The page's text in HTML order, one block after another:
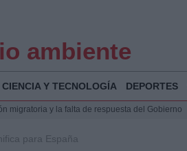
ambiente
CIENCIA Y TECNOLOGÍA DEPORTES
migratoria y la falta de respuesta del Gobierno
migratoria en Ceuta
para España